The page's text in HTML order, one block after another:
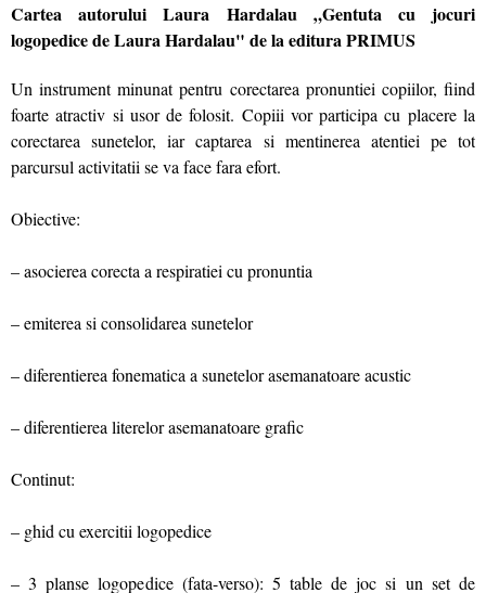
Cartea autorului Laura Hardalau „Gentuta cu jocuri
logopedice de Laura Hardalau" de la editura PRIMUS
Un instrument minunat pentru corectarea pronuntiei copiilor, fiind
foarte atractiv si usor de folosit. Copiii vor participa cu placere la
corectarea sunetelor, iar captarea si mentinerea atentiei pe tot
parcursul activitatii se va face fara efort.
Obiective:
– asocierea corecta a respiratiei cu pronuntia
– emiterea si consolidarea sunetelor
– diferentierea fonematica a sunetelor asemanatoare acustic
– diferentierea literelor asemanatoare grafic
Continut:
– ghid cu exercitii logopedice
– 3 planse logopedice (fata-verso): 5 table de joc si un set de